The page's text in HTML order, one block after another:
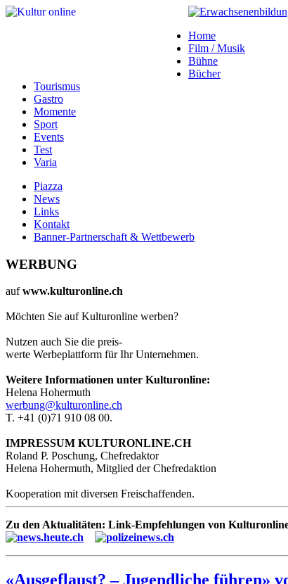
Home
Film / Musik
Bühne
Bücher
Tourismus
Gastro
Momente
Sport
Events
Test
Varia
Piazza
News
Links
Kontakt
Banner-Partnerschaft & Wettbewerb
WERBUNG
aufwww.kulturonline.ch
Möchten Sie auf Kulturonline werben?
Nutzen auch Sie die preis-
werte Werbeplattform für Ihr Unternehmen.
Weitere Informationen unter Kulturonline:
Helena Hohermuth
werbung@kulturonline.ch
T. +41 (0)71 910 08 00.
IMPRESSUM KULTURONLINE.CH
Roland P. Poschung, Chefredaktor
Helena Hohermuth, Mitglied der Chefredaktion
Kooperation mit diversen Freischaffenden.
Zu den Aktualitäten: Link-Empfehlungen von
«Ausgeflaust? – Jugendliche führen»